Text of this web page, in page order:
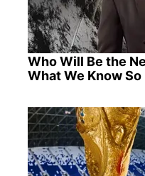
Who Will Be the
What We Know So